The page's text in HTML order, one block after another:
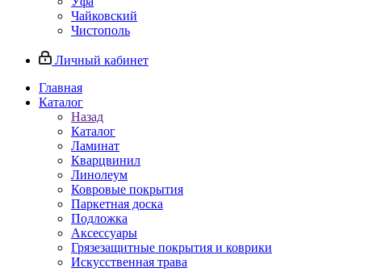
Чайковский
Чистополь
Личный кабинет
Главная
Каталог
Назад
Каталог
Ламинат
Кварцвинил
Линолеум
Ковровые покрытия
Паркетная доска
Подложка
Аксессуары
Грязезащитные покрытия и коврики
Искусственная трава